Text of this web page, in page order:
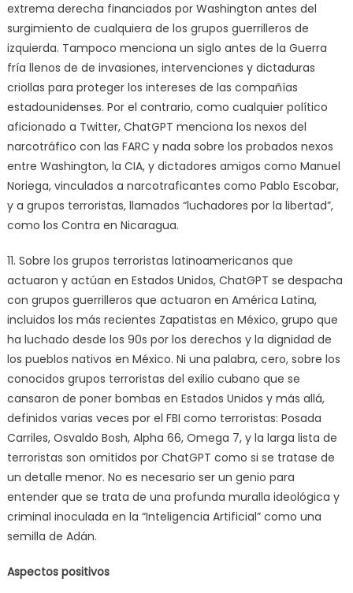
extrema derecha financiados por Washington antes del
surgimiento de cualquiera de los grupos guerrilleros de
izquierda. Tampoco menciona un siglo antes de la Guerra
fría llenos de de invasiones, intervenciones y dictaduras
criollas para proteger los intereses de las compañías
estadounidenses. Por el contrario, como cualquier político
aficionado a Twitter, ChatGPT menciona los nexos del
narcotráfico con las FARC y nada sobre los probados nexos
entre Washington, la CIA, y dictadores amigos como Manuel
Noriega, vinculados a narcotraficantes como Pablo Escobar,
y a grupos terroristas, llamados “luchadores por la libertad”,
como los Contra en Nicaragua.
11. Sobre los grupos terroristas latinoamericanos que
actuaron y actúan en Estados Unidos, ChatGPT se despacha
con grupos guerrilleros que actuaron en América Latina,
incluidos los más recientes Zapatistas en México, grupo que
ha luchado desde los 90s por los derechos y la dignidad de
los pueblos nativos en México. Ni una palabra, cero, sobre los
conocidos grupos terroristas del exilio cubano que se
cansaron de poner bombas en Estados Unidos y más allá,
definidos varias veces por el FBI como terroristas: Posada
Carriles, Osvaldo Bosh, Alpha 66, Omega 7, y la larga lista de
terroristas son omitidos por ChatGPT como si se tratase de
un detalle menor. No es necesario ser un genio para
entender que se trata de una profunda muralla ideológica y
criminal inoculada en la “Inteligencia Artificial” como una
semilla de Adán.
Aspectos positivos